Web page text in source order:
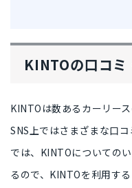
KINTOの口コ
KINTOは数あるカーリー
SNS上ではさまざまな口
では、 KINTOについての
るので、KINTOを利用す